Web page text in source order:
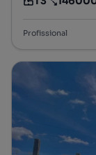
Tipologia
Preço por
Profissional